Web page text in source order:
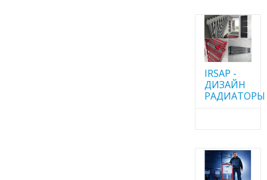
IRSAP -
ДИЗАЙН
РАДИАТОРЫ